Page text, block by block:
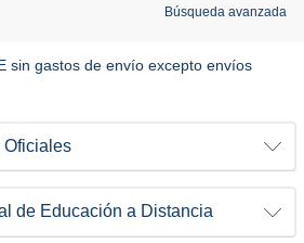
Búsqueda avanzada
sin gastos de envío excepto envíos
Oficiales
de Educación a Distancia